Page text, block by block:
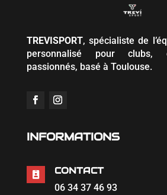
TREVISPORT, spécialiste de
personnalisé pour clubs,
passionnés, basé à Toulouse.
INFORMATIONS

CONTACT
06 34 37 46 93